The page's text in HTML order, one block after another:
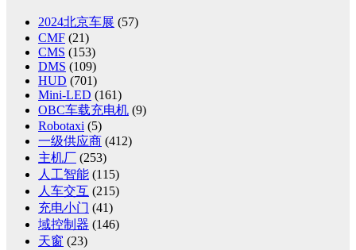
2024北京车展 (57)
CMF (21)
CMS (153)
DMS (109)
HUD (701)
Mini-LED (161)
OBC车载充电机 (9)
Robotaxi (5)
一级供应商 (412)
主机厂 (253)
人工智能 (115)
人车交互 (215)
充电小门 (41)
域控制器 (146)
天窗 (23)